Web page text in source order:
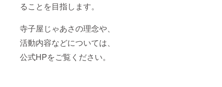
ることを目指します。
寺子屋じゃあさの理念や、
活動内容などについては、
公式HPをご覧ください。